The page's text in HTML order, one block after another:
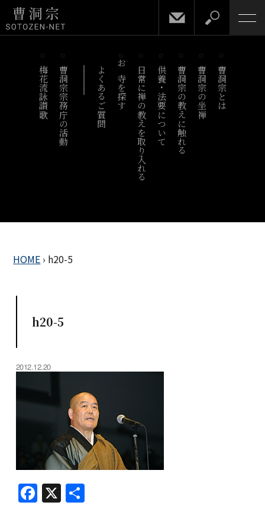
梅花流詠讃歌 曹洞宗宗務庁の活動 よくあるご質問 お寺を探す 日常に禅の教えを取り入れる供養・法要について曹洞宗の教えに触れる 曹洞宗の坐禅 曹洞宗とは
HOME › h20-5
h20-5
2012.12.20
F
a
X 共